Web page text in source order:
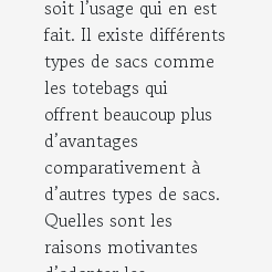
soit l’usage qui en est
fait. Il existe différents
types de sacs comme
les totebags qui
offrent beaucoup plus
d’avantages
comparativement à
d’autres types de sacs.
Quelles sont les
raisons motivantes